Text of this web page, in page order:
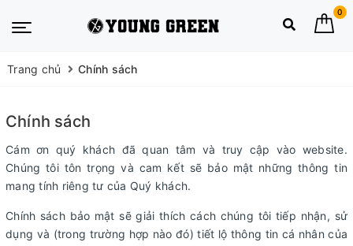
0
Trang chủ Chính sách
Chính sách
Cám ơn quý khách đã quan tâm và truy cập vào website.
Chúng tôi tôn trọng và cam kết sẽ bảo mật những thông tin
mang tính riêng tư của Quý khách.
Chính sách bảo mật sẽ giải thích cách chúng tôi tiếp nhận, sử
dụng và (trong trường hợp nào đó) tiết lộ thông tin cá nhân của